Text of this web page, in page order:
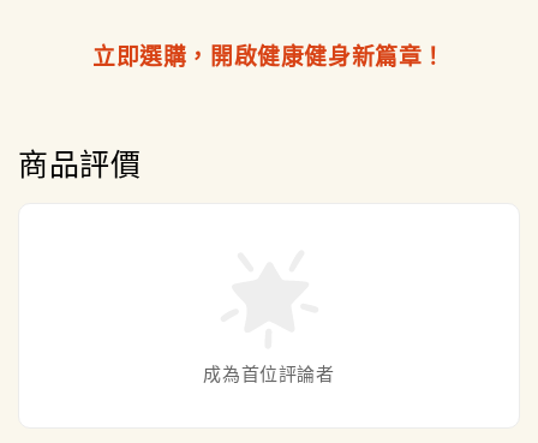
立即選購，開啟健康健身新篇章！
商品評價
成為首位評論者